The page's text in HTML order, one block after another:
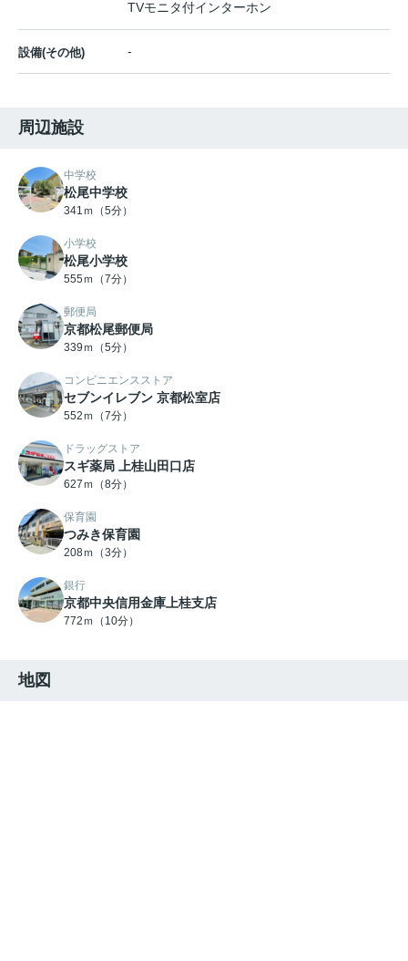
TVモニタ付インターホン
設備(その他) -
周辺施設
中学校
松尾中学校
341ｍ（5分）
小学校
松尾小学校
555ｍ（7分）
郵便局
京都松尾郵便局
339ｍ（5分）
コンビニエンスストア
セブンイレブン 京都松室店
552ｍ（7分）
ドラッグストア
スギ薬局 上桂山田口店
627ｍ（8分）
保育園
つみき保育園
208ｍ（3分）
銀行
京都中央信用金庫上桂支店
772ｍ（10分）
地図